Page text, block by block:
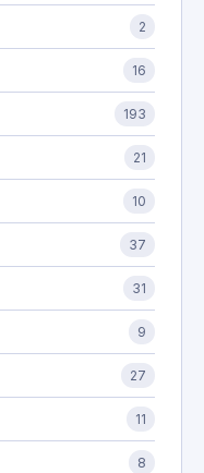
2
16
193
21
10
37
31
9
27
11
8